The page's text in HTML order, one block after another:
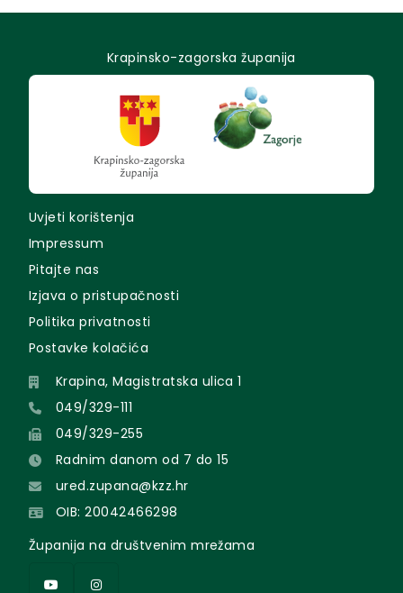
Krapinsko-zagorska županija
Uvjeti korištenja
Impressum
Pitajte nas
Izjava o pristupačnosti
Politika privatnosti
Postavke kolačića
Krapina, Magistratska ulica 1
049/329-111
049/329-255
Radnim danom od 7 do 15
ured.zupana@kzz.hr
OIB: 20042466298
Županija na društvenim mrežama